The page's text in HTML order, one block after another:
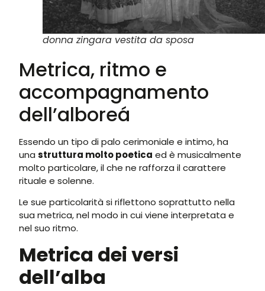
donna zingara vestita da sposa
Metrica, ritmo e
accompagnamento
dell’alboreá
Essendo un tipo di palo cerimoniale e intimo, ha
una struttura molto poetica ed è musicalmente
molto particolare, il che ne rafforza il carattere
rituale e solenne.
Le sue particolarità si riflettono soprattutto nella
sua metrica, nel modo in cui viene interpretata e
nel suo ritmo.
Metrica dei versi
dell’alba